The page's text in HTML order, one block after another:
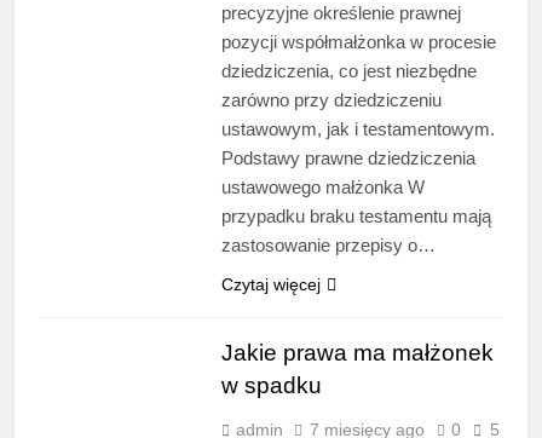
precyzyjne określenie prawnej
pozycji współmałżonka w procesie
dziedziczenia, co jest niezbędne
zarówno przy dziedziczeniu
ustawowym, jak i testamentowym.
Podstawy prawne dziedziczenia
ustawowego małżonka W
przypadku braku testamentu mają
zastosowanie przepisy o…
Czytaj więcej
Jakie prawa ma małżonek
w spadku
admin 7 miesięcy ago 0
5